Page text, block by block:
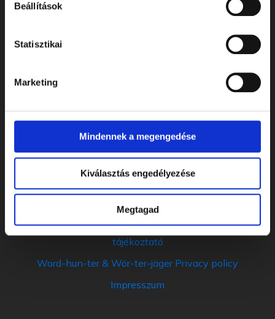
Beállítások
Statisztikai
Marketing
Mindennek a megengedése
Kiválasztás engedélyezése
Megtagad
Hasznos linkek
Adatkezelési tájékoztató
Általános szerződési feltételek
Szó-va-dá-szó kiegészitó csomag Adatkezelési
tájékoztató
Word-hun-ter & Wör-ter-jäger Privacy policy
Impresszum